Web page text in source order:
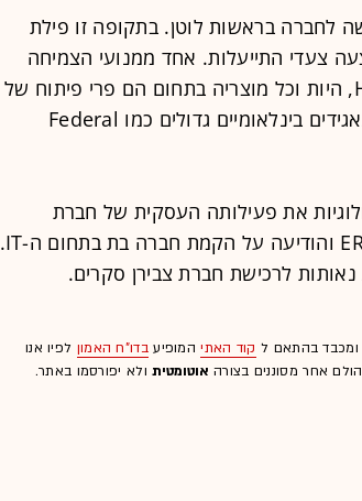
בראשות לוטן. בתקופה זו פילת
צעדי התייעלות. אחד ממנועי הצמיחה
העיקריים של החברה הוא תחום ה-HR-IT, היות וכל מוצריה בתחום הם פרי פיתוח של
הסניפים בארה"ב ובריטניה, המשרתים תאגידים בינלאומיים גדולים כמו Federal
את פעילותה העסקית של חברת
ITCOM, המתמחה בתחום ה-CRM וה-ERP והודיעה על הקמת חברה בת בתחום ה-IT.
לרכישת חברת צבירן סקרים.
ומכבד בהתאם ל קוד האתיהמופיעבדו"ח האמון לפיו אנו
אחר מסוננים בצורה אוטומטיתולא יפורסמו באתר.